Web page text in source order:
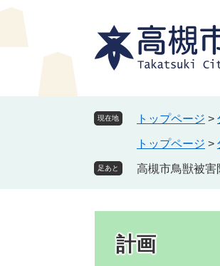
ペ
メ
現在地 トップページ >
トップページ >
足あと 高槻市鳥獣被害
計画